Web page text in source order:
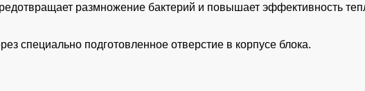
размножение бактерий и повышает эффективность
специально подготовленное отверстие в корпусе блока.